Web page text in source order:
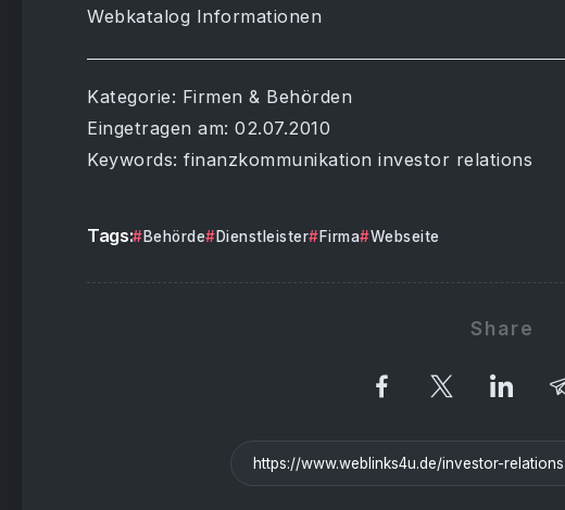
Webkatalog Informationen
Kategorie: Firmen & Behörden
Eingetragen am: 02.07.2010
Keywords: finanzkommunikation investor relations
Tags: Behörde Dienstleister Firma Webseite
Share